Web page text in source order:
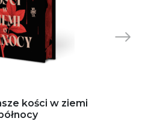
kości w ziemi